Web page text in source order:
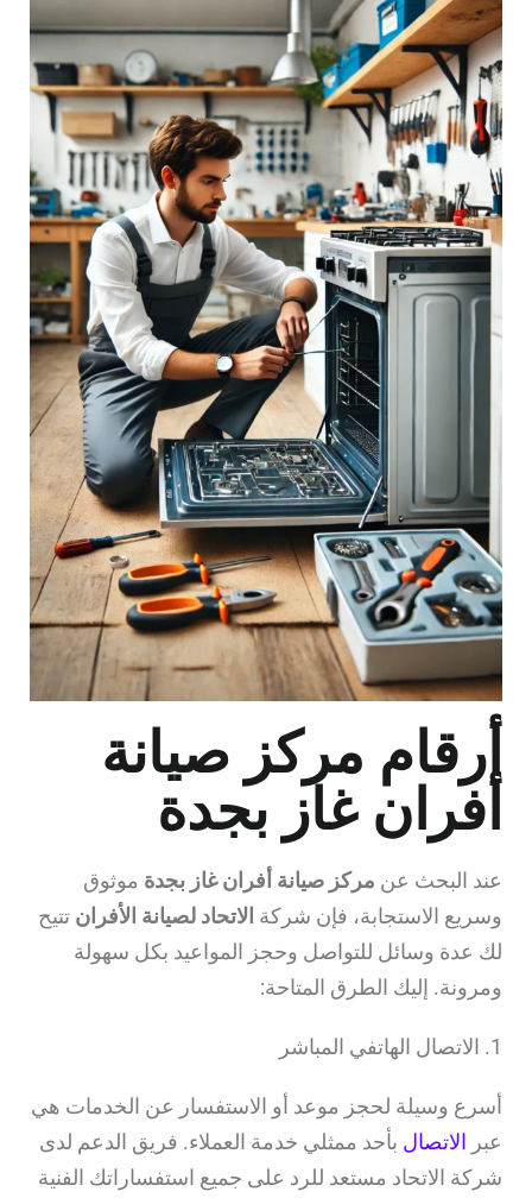
أرقام مركز صيانة
أفران غاز بجدة
عند البحث عن مركز صيانة أفران غاز بجدة موثوق
وسريع الاستجابة، فإن شركة الاتحاد لصيانة الأفران تتيح
لك عدة وسائل للتواصل وحجز المواعيد بكل سهولة
ومرونة. إليك الطرق المتاحة:
1. الاتصال الهاتفي المباشر
أسرع وسيلة لحجز موعد أو الاستفسار عن الخدمات هي
عبر الاتصال بأحد ممثلي خدمة العملاء. فريق الدعم لدى
شركة الاتحاد مستعد للرد على جميع استفساراتك الفنية